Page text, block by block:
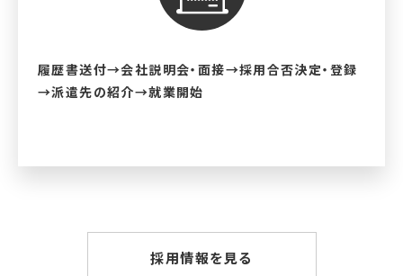
履歴書送付→会社説明会・面接→採用合否決定・登録
→派遣先の紹介→就業開始
採用情報を見る